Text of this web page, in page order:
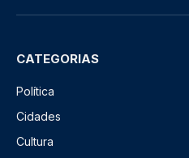
CATEGORIAS
Política
Cidades
Cultura